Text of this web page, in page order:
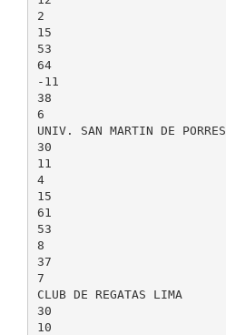
2
15
53
64
-11
38
6
UNIV. SAN MARTIN DE PORRES
30
11
4
15
61
53
8
37
7
CLUB DE REGATAS LIMA
30
10